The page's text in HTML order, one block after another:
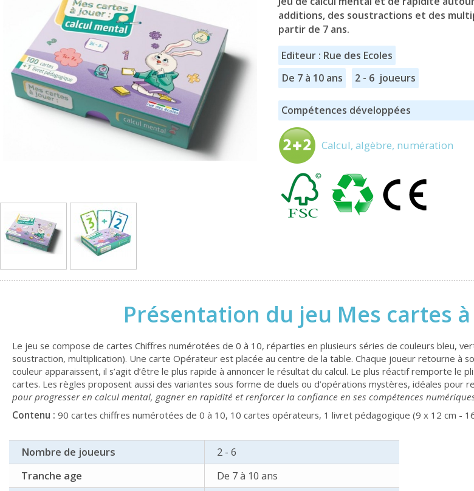
additions, des soustractions et des
partir de 7 ans.
Editeur : Rue des Ecoles
De 7 à 10 ans
2 - 6 joueurs
Compétences développées
Calcul, algèbre, numération
Présentation du jeu Mes cartes
Le jeu se compose de cartes Chiffres numérotées de 0 à 10, réparties en plusieurs séries de couleurs bleu,
soustraction, multiplication). Une carte Opérateur est placée au centre de la table. Chaque joueur retourne à
couleur apparaissent, il s’agit d’être le plus rapide à annoncer le résultat du calcul. Le plus réactif remporte le
cartes. Les règles proposent aussi des variantes sous forme de duels ou d’opérations mystères, idéales pour
pour progresser en calcul mental, gagner en rapidité et renforcer la confiance en ses compétences
Contenu : 90 cartes chiffres numérotées de 0 à 10, 10 cartes opérateurs, 1 livret pédagogique (9 x 12 cm -
Nombre de joueurs
2 - 6
Tranche age
De 7 à 10 ans